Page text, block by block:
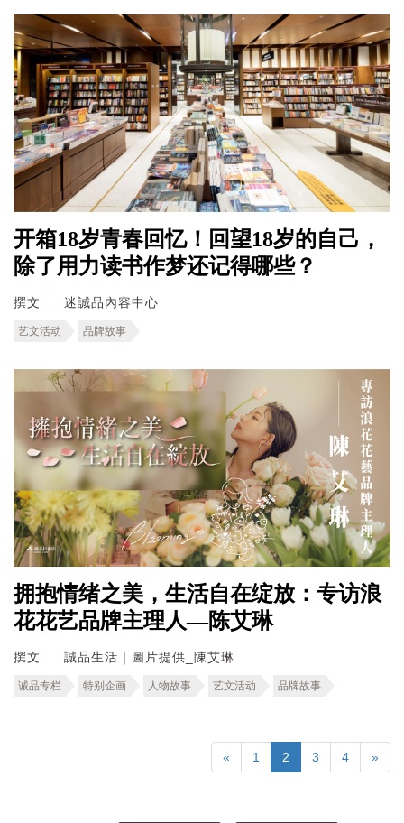
开箱18岁青春回忆！回望18岁的自己，
除了用力读书作梦还记得哪些？
撰文 迷誠品內容中心
艺文活动 品牌故事
拥抱情绪之美，生活自在绽放：专访浪
花花艺品牌主理人—陈艾琳
撰文 誠品生活｜圖片提供_陳艾琳
诚品专栏 特别企画 人物故事 艺文活动 品牌故事
« 1 2 3 4 »